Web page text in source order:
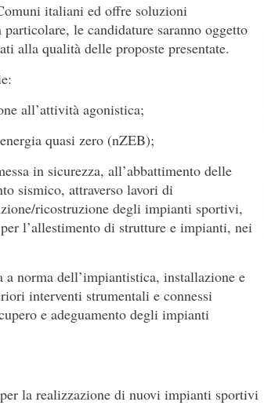
italiani ed offre soluzioni
le candidature saranno oggetto
alla qualità delle proposte presentate.
all’attività agonistica;
quasi zero (nZEB);
in sicurezza, all’abbattimento delle
sismico, attraverso lavori di
ricostruzione degli impianti sportivi,
l’allestimento di strutture e impianti, nei
a norma dell’impiantistica, installazione e
interventi strumentali e connessi
e adeguamento degli impianti
la realizzazione di nuovi impianti sportivi